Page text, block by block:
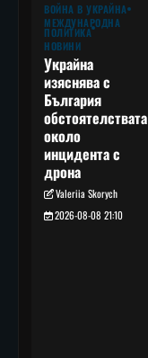
ВОЙНА В УКРАЙНА
МЕЖДУНАРОДНА
ПОЛИТИКА
НОВИНИ
Украйна
изяснява с
България
обстоятелствата
около
инцидента с
дрона
Valeriia Skorych
2026-08-08 21:10